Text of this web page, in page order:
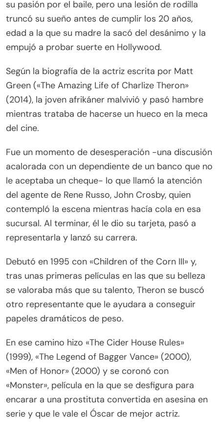
su pasión por el baile, pero una lesión de rodilla
truncó su sueño antes de cumplir los 20 años,
edad a la que su madre la sacó del desánimo y la
empujó a probar suerte en Hollywood.
Según la biografía de la actriz escrita por Matt
Green («The Amazing Life of Charlize Theron»
(2014), la joven afrikáner malvivió y pasó hambre
mientras trataba de hacerse un hueco en la meca
del cine.
Fue un momento de desesperación -una discusión
acalorada con un dependiente de un banco que no
le aceptaba un cheque- lo que llamó la atención
del agente de Rene Russo, John Crosby, quien
contempló la escena mientras hacía cola en esa
sucursal. Al terminar, él le dio su tarjeta, pasó a
representarla y lanzó su carrera.
Debutó en 1995 con «Children of the Corn III» y,
tras unas primeras películas en las que su belleza
se valoraba más que su talento, Theron se buscó
otro representante que le ayudara a conseguir
papeles dramáticos de peso.
En ese camino hizo «The Cider House Rules»
(1999), «The Legend of Bagger Vance» (2000),
«Men of Honor» (2000) y se coronó con
«Monster», película en la que se desfigura para
encarar a una prostituta convertida en asesina en
serie y que le vale el Óscar de mejor actriz.